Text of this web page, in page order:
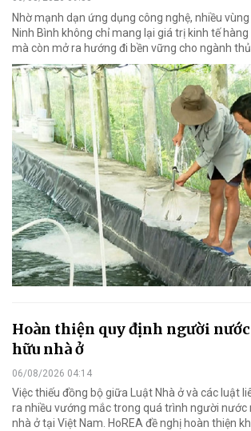
Nhờ mạnh dạn ứng dụng công nghệ, nhiều
Ninh Bình không chỉ mang lại giá trị kinh tế
mà còn mở ra hướng đi bền vững cho ngành
Hoàn thiện quy định người
hữu nhà ở
06/08/2026 04:14
Việc thiếu đồng bộ giữa Luật Nhà ở và các luật
ra nhiều vướng mắc trong quá trình người nước
nhà ở tại Việt Nam. HoREA đề nghị hoàn thiện